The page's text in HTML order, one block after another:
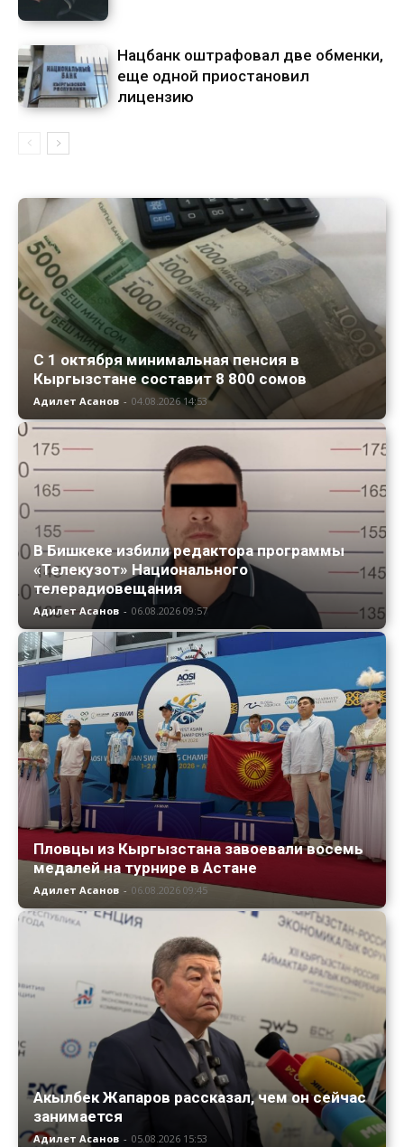
Нацбанк оштрафовал две обменки,
еще одной приостановил
лицензию
С 1 октября минимальная пенсия в
Кыргызстане составит 8 800 сомов
Адилет Асанов - 04.08.2026 14:53
В Бишкеке избили редактора программы
«Телекузот» Национального
телерадиовещания
Адилет Асанов - 06.08.2026 09:57
Пловцы из Кыргызстана завоевали восемь
медалей на турнире в Астане
Адилет Асанов - 06.08.2026 09:45
Акылбек Жапаров рассказал, чем он сейчас
занимается
Адилет Асанов - 05.08.2026 15:53